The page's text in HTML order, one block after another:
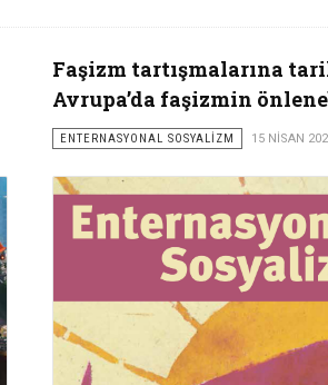
Faşizm tartışmalarına
Avrupa’da faşizmin
ENTERNASYONAL SOSYALİZM 15 NISAN